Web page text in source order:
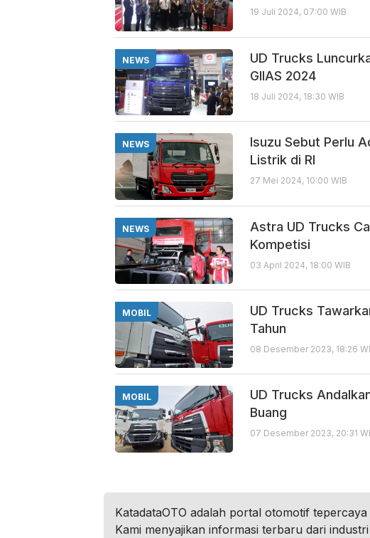
19 Juli 2024, 07:00 WIB
NEWS
UD Trucks
GIIAS 2024
18 Juli 2024, 18:30 WIB
NEWS
Isuzu Sebut Perlu
Listrik di RI
27 Mei 2024, 10:00 WIB
NEWS
Astra UD Trucks
Kompetisi
03 April 2024, 18:00 WIB
MOBIL
UD Trucks
Tahun
08 Desember 2023, 18:26
MOBIL
UD Trucks
Buang
07 Desember 2023, 20:31
KatadataOTO adalah portal otomotif
Kami menyajikan informasi terbaru dari